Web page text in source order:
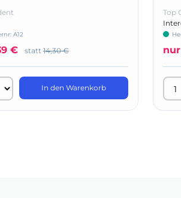
A12
€ statt 14,30 €
In den Warenkorb
Top
nur